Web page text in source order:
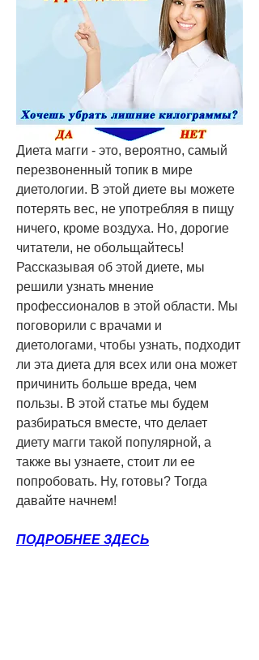
Диета магги - это, вероятно, самый
перезвоненный топик в мире
диетологии. В этой диете вы можете
потерять вес, не употребляя в пищу
ничего, кроме воздуха. Но, дорогие
читатели, не обольщайтесь!
Рассказывая об этой диете, мы
решили узнать мнение
профессионалов в этой области. Мы
поговорили с врачами и
диетологами, чтобы узнать, подходит
ли эта диета для всех или она может
причинить больше вреда, чем
пользы. В этой статье мы будем
разбираться вместе, что делает
диету магги такой популярной, а
также вы узнаете, стоит ли ее
попробовать. Ну, готовы? Тогда
давайте начнем!
ПОДРОБНЕЕ ЗДЕСЬ